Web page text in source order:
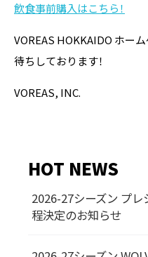
飲食事前購入はこちら！
VOREAS HOKKAIDO ホー
待ちしております！
VOREAS, INC.
HOT NEWS
2026-27シーズン プレ
程決定のお知らせ